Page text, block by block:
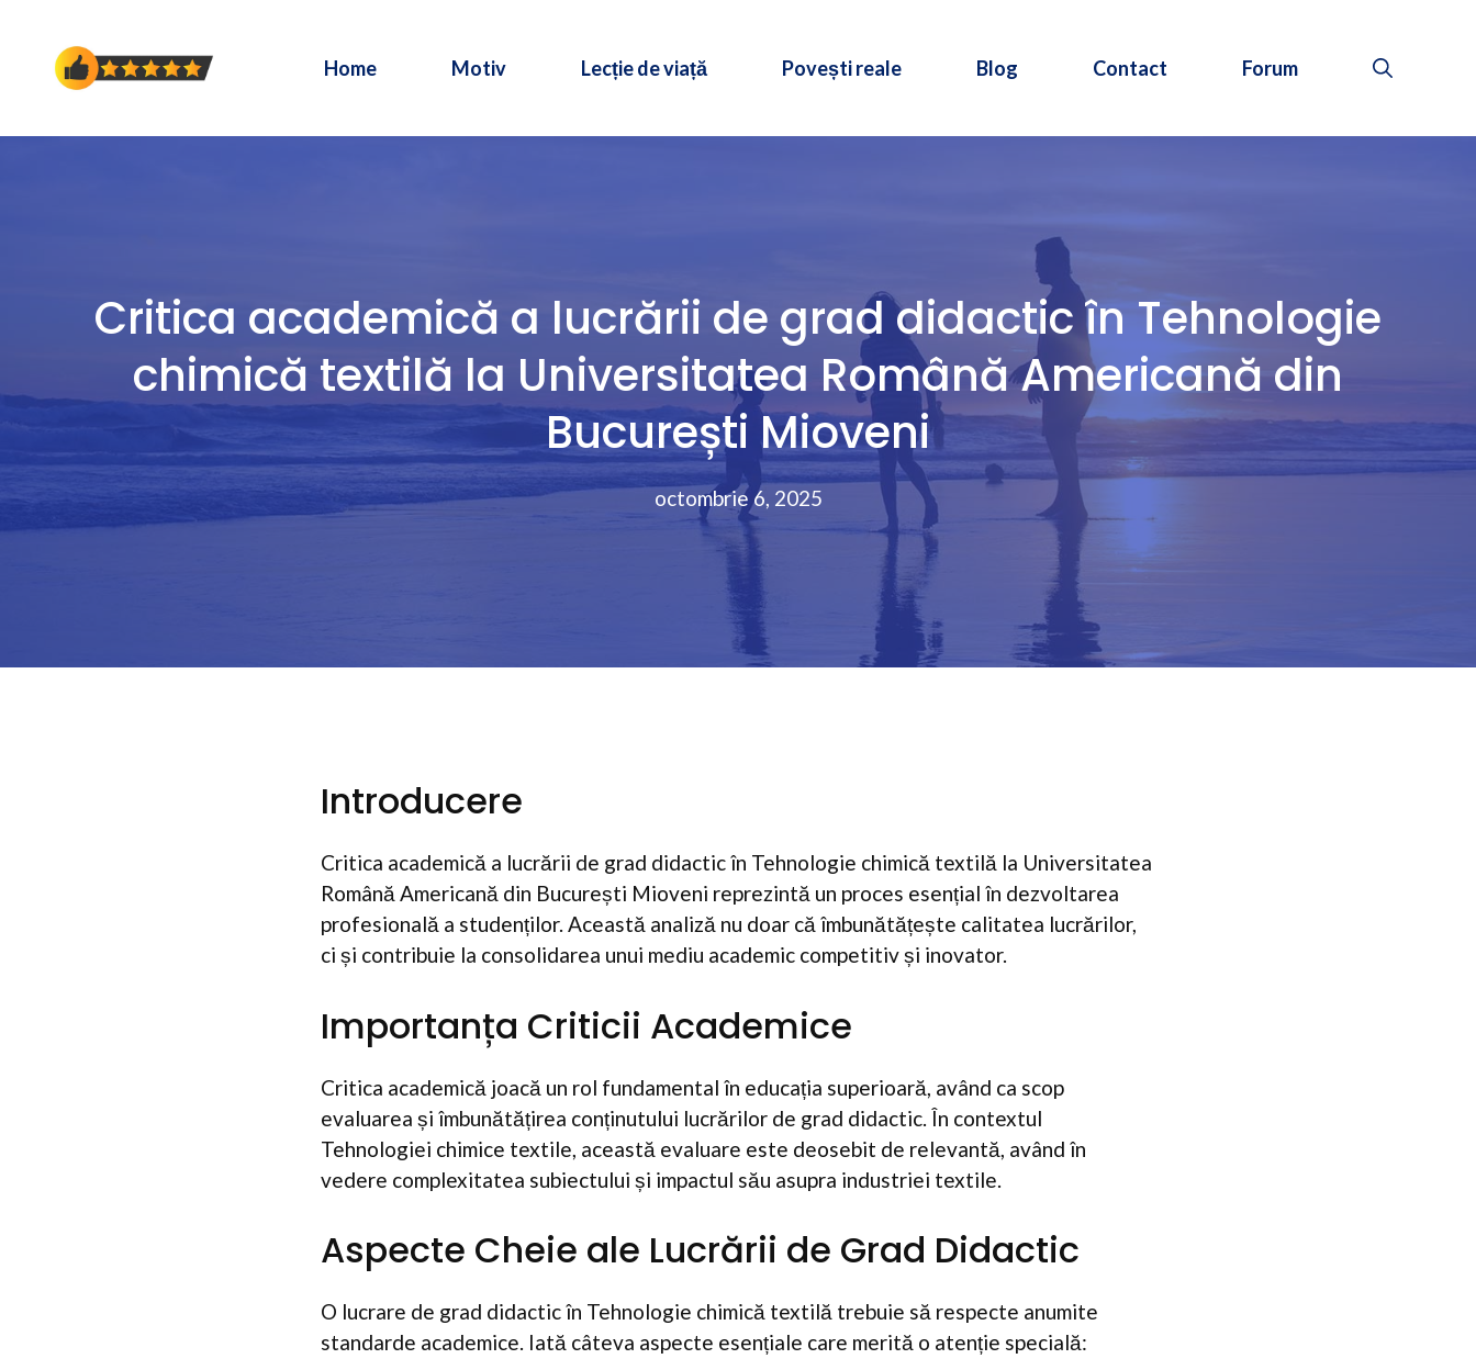
conținut
Home Motiv Lecție de viață Povești reale Blog Contact Forum
Critica academică a lucrării de grad didactic în Tehnologie
chimică textilă la Universitatea Română Americană din
București Mioveni
octombrie 6, 2025
Introducere
Critica academică a lucrării de grad didactic în Tehnologie chimică textilă la Universitatea
Română Americană din București Mioveni reprezintă un proces esențial în dezvoltarea
profesională a studenților. Această analiză nu doar că îmbunătățește calitatea lucrărilor,
ci și contribuie la consolidarea unui mediu academic competitiv și inovator.
Importanța Criticii Academice
Critica academică joacă un rol fundamental în educația superioară, având ca scop
evaluarea și îmbunătățirea conținutului lucrărilor de grad didactic. În contextul
Tehnologiei chimice textile, această evaluare este deosebit de relevantă, având în
vedere complexitatea subiectului și impactul său asupra industriei textile.
Aspecte Cheie ale Lucrării de Grad Didactic
O lucrare de grad didactic în Tehnologie chimică textilă trebuie să respecte anumite
standarde academice. Iată câteva aspecte esențiale care merită o atenție specială: